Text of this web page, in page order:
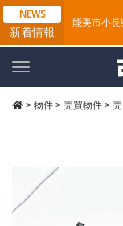
NEWS
新着情報
能美市小
T
g > 物件 > 売買物件 >